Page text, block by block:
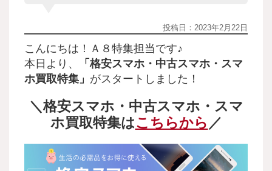
投稿日： 2023年2月22日
こんにちは！Ａ８特集担当です♪
本日より、
「格安スマホ・中古スマホ・スマ
ホ買取特集」 がスタートしました！
＼格安スマホ・中古スマホ・スマ
ホ買取特集はこちらから ／